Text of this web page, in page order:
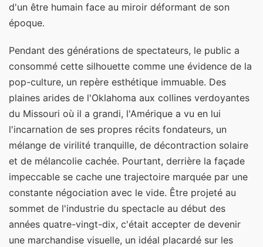
d'un être humain face au miroir déformant de son
époque.
Pendant des générations de spectateurs, le public a
consommé cette silhouette comme une évidence de la
pop-culture, un repère esthétique immuable. Des
plaines arides de l'Oklahoma aux collines verdoyantes
du Missouri où il a grandi, l'Amérique a vu en lui
l'incarnation de ses propres récits fondateurs, un
mélange de virilité tranquille, de décontraction solaire
et de mélancolie cachée. Pourtant, derrière la façade
impeccable se cache une trajectoire marquée par une
constante négociation avec le vide. Être projeté au
sommet de l'industrie du spectacle au début des
années quatre-vingt-dix, c'était accepter de devenir
une marchandise visuelle, un idéal placardé sur les